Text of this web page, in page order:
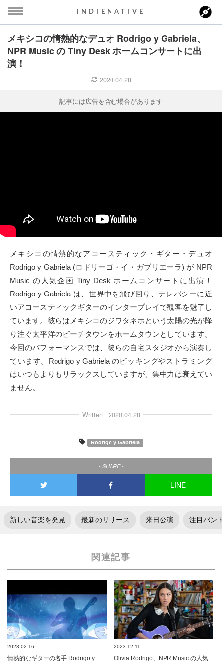
MENU
ス一覧
ト情報
クト
Twitter
Facebook
instagram
Tumblr
Soundcloud
INDIENATIVE
メキシコの情熱的なデュオ Rodrigo y Gabriela、
NPR Music の Tiny Desk ホームコンサートに出
演！
2020.04.28
記事には広告を含む場合があります
メキシコの情熱的なアコースティック・ギター・デュオ
Rodrigo y Gabriela (ロドリーゴ・イ・ガブリエーラ) が NPR
Music の人気企画 Tiny Desk ホームコンサートに出演！
Rodrigo y Gabriela は、世界中を飛び回り、テレパシーに近
いアコースティックギターのインタープレイで観客を魅了し
ています。彼らはメキシコのジワタネホという太陽の光が降
り注ぐ太平洋のビーチタウンをホームタウンとしています。
今回のパフォーマンスでは、彼らの自宅スタジオから演奏し
ています。Rodrigo y Gabriela のピッキングやストラミング
はいつもよりもリラックスしていますが、集中力は衰えてい
ません。
Written 2020.04.28
Rodrigo y Gabriela
- SHARE -
LINE
新しい音楽を発見 最新のリリース 来日公演 注目バン
関連記事
2023.02.16
情熱的なギターの名手 Rodrigo y
2023.12.11
Olivia Rodrigo、NPR Music の人気